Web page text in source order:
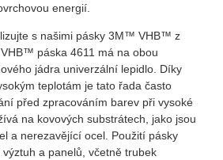
energií.
s našimi pásky 3M™ VHB™ z
páska 4611 má na obou
jádra univerzální lepidlo. Díky
teplotám je tato řada často
před zpracováním barev při vysoké
na kovových substrátech, jako jsou
a nerezavějící ocel. Použití pásky
a panelů, včetně trubek